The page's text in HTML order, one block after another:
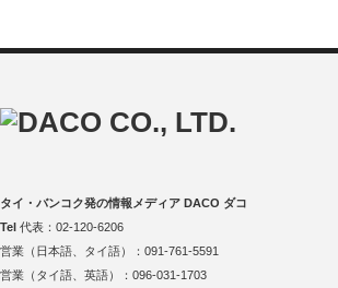
タイ・バンコク発の情報メディア DACO ダコ
Tel 代表：02-120-6206
営業（日本語、タイ語）：091-761-5591
営業（タイ語、英語）：096-031-1703